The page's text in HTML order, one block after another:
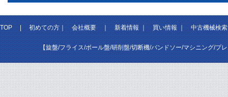
TOP|初めての方｜会社概要｜新着情報｜買い情報｜中古機械検索
【旋盤/フライス/ボール盤/研削盤/切断機/バンドソー/マシニング/プ